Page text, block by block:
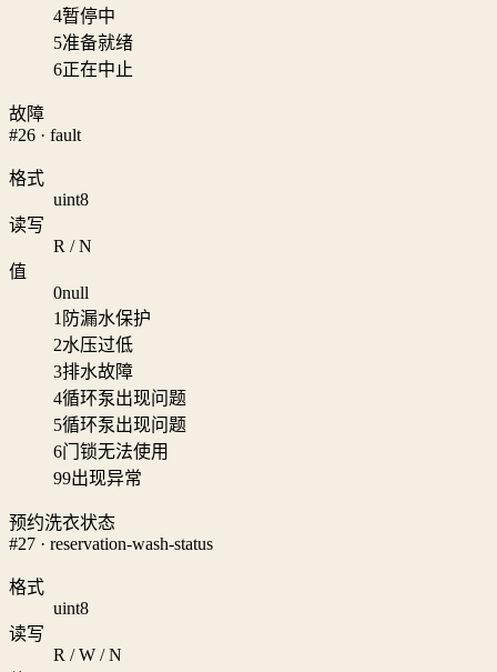
4暂停中
5准备就绪
6正在中止
故障
#26 · fault
格式
uint8
读写
R / N
值
0null
1 防漏水保护
2水压过低
3排水故障
4循环泵出现问题
5循环泵出现问题
6门锁无法使用
99出现异常
预约洗衣状态
#27 · reservation-wash-status
格式
uint8
读写
R / W / N